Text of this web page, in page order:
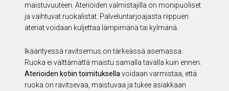
maistuvuuteen. Aterioiden valmistajilla on monipuoliset
ja vaihtuvat ruokalistat. Palveluntarjoajasta riippuen
ateriat voidaan kuljettaa lämpimänä tai kylmänä.
Ikääntyessä ravitsemus on tärkeässä asemassa.
Ruoka ei välttämättä maistu samalla tavalla kuin ennen.
Aterioiden kotiin toimituksellavoidaan varmistaa, että
ruoka on ravitsevaa, maistuvaa ja tukee asiakkaan